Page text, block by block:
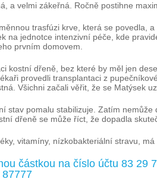
a velmi zákeřná. Ročně postihne
trasfúzi krve, která se povedla,
na jednotce intenzivní péče, kde
prvním domovem.
kostní dřeně, bez které by měl jen
provedli transplantaci z
Všichni začali věřit, že se Matýsek
stav pomalu stabilizuje. Zatím
dřeně se může říct, že dopadla
vitamíny, nízkobakteriální stravu,
částkou na číslo účtu 83 29